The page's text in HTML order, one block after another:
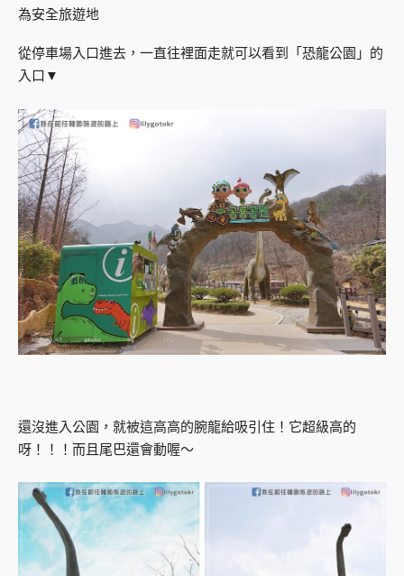
為安全旅遊地
從停車場入口進去，一直往裡面走就可以看到「恐龍公園」的
入口▼
還沒進入公園，就被這高高的腕龍給吸引住！它超級高的
呀！！！而且尾巴還會動喔～